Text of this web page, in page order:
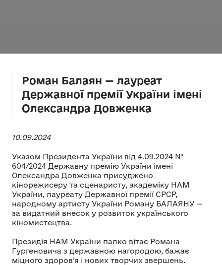
Роман Балаян — лауреат
Державної премії України імені
Олександра Довженка
10.09.2024
Указом Президента України від 4.09.2024 №
604/2024 Державну премію України імені
Олександра Довженка присуджено
кінорежисеру та сценаристу, академіку НАМ
України, лауреату Державної премії СРСР,
народному артисту України Роману БАЛАЯНУ —
за видатний внесок у розвиток українського
кіномистецтва.
Президія НАМ України палко вітає Романа
Гургеновича з державною нагородою, бажає
міцного здоров’я і нових творчих звершень.